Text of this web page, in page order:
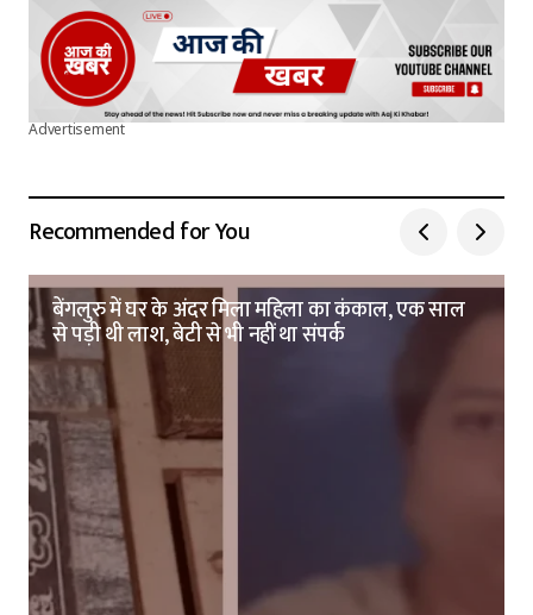
Advertisement
Recommended for You
बेंगलुरु में घर के अंदर मिला महिला का कंकाल, एक साल
से पड़ी थी लाश, बेटी से भी नहीं था संपर्क